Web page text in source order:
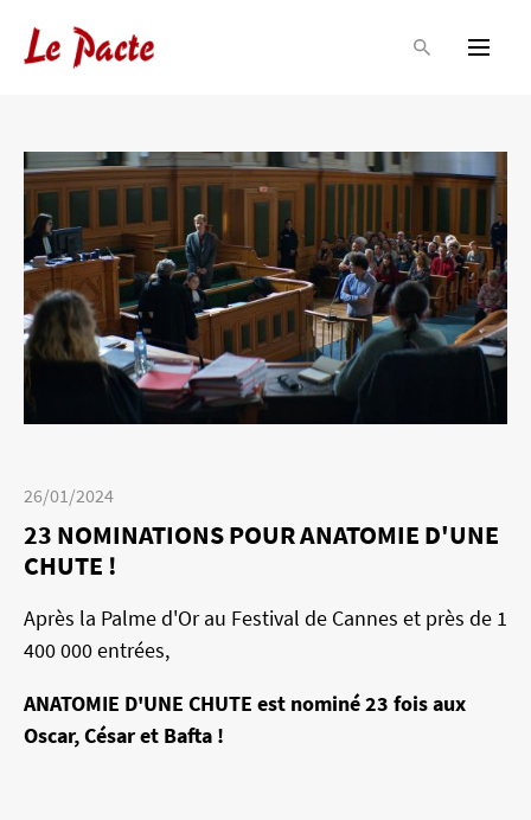
26/01/2024
23 NOMINATIONS POUR ANATOMIE D'UNE
CHUTE !
Après la Palme d'Or au Festival de Cannes et près de 1
400 000 entrées,
ANATOMIE D'UNE CHUTE est nominé 23 fois aux
Oscar, César et Bafta !